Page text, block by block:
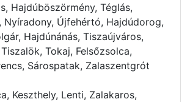
Hajdúböszörmény, Téglás,
Nyíradony, Újfehértó, Hajdúdorog,
Hajdúnánás, Tiszaújváros,
Tokaj, Felsőzsolca,
Sárospatak, Zalaszentgrót
Keszthely, Lenti, Zalakaros,